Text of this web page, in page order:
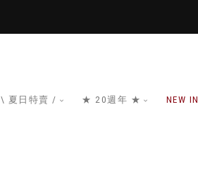
\ 夏日特賣 / ★ 20週年 ★ NEW IN